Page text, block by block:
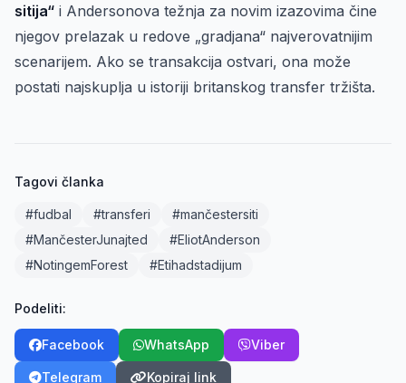
sitija“ i Andersonova težnja za novim izazovima čine
njegov prelazak u redove „gradjana“ najverovatnijim
scenarijem. Ako se transakcija ostvari, ona može
postati najskuplja u istoriji britanskog transfer tržišta.
Tagovi članka
#fudbal #transferi
#mančestersiti
#MančesterJunajted
#EliotAnderson
#NotingemForest
#Etihadstadijum
Podeliti:
Facebook WhatsApp Viber
Telegram Kopiraj link